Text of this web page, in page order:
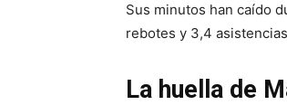
Sus minutos han caído
rebotes y 3,4
La huella de